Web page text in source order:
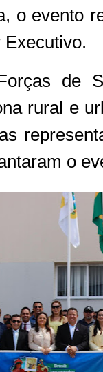
o evento
de
rural e
o